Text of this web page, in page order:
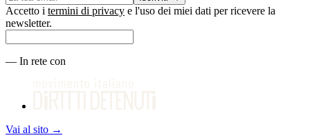
Accetto i termini di privacy e l'uso dei miei dati per ricevere la
newsletter.
— In rete con
Vai al sito →